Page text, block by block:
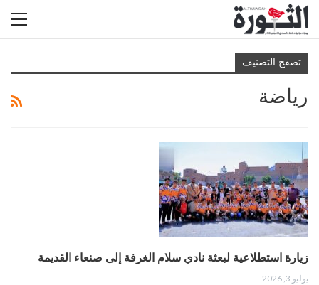
تصفح التصنيف
رياضة
زيارة استطلاعية لبعثة نادي سلام الغرفة إلى صنعاء القديمة
يوليو 3, 2026